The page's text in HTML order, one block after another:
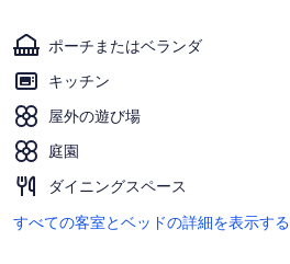
ポーチまたはベランダ
キッチン
屋外の遊び場
庭園
ダイニングスペース
すべての客室とベッドの詳細を表示する